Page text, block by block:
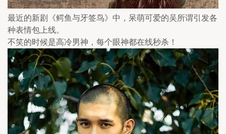
最近的新剧《鳄鱼与牙签鸟》中，呆萌可爱的吴所谓引发各
种表情包上线。
不笑的时候是高冷男神，每个眼神都在线秒杀！